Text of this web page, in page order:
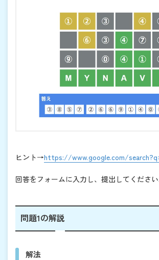
ヒント→https://www.google.com/
回答をフォームに入力し、提出してください
問題1の解説
解法